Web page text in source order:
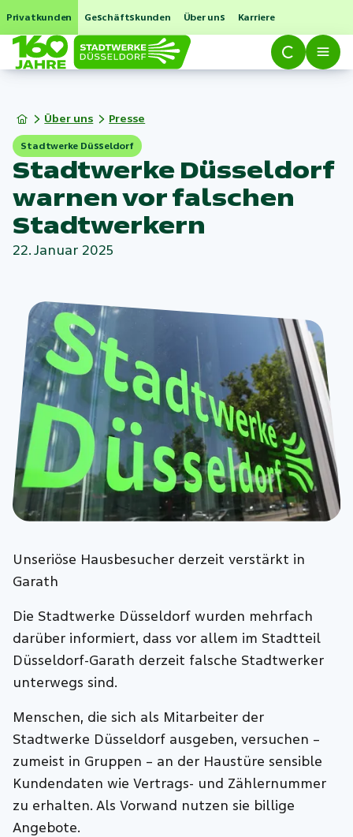
Privatkunden Geschäftskunden Über uns Karriere
Über uns Presse
Stadtwerke Düsseldorf
Stadtwerke Düsseldorf
warnen vor falschen
Stadtwerkern
22. Januar 2025
Unseriöse Hausbesucher derzeit verstärkt in
Garath
Die Stadtwerke Düsseldorf wurden mehrfach
darüber informiert, dass vor allem im Stadtteil
Düsseldorf-Garath derzeit falsche Stadtwerker
unterwegs sind.
Menschen, die sich als Mitarbeiter der
Stadtwerke Düsseldorf ausgeben, versuchen –
zumeist in Gruppen – an der Haustüre sensible
Kundendaten wie Vertrags- und Zählernummer
zu erhalten. Als Vorwand nutzen sie billige
Angebote.